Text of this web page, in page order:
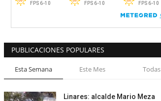
PUBLICACIONES POPULARES
Esta Semana Este Mes Todas
Linares: alcalde Mario Meza